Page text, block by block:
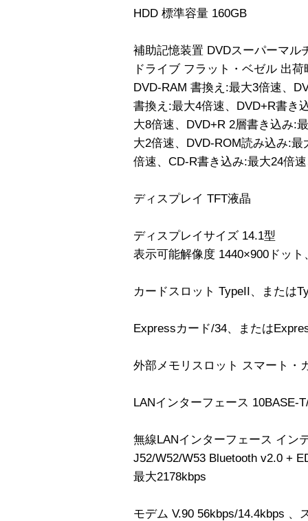
HDD 標準容量 160GB
補助記憶装置 DVDスーパーマル
ドライブ フラット・ベゼル 出
DVD-RAM 書換え:最大3倍速、
書換え:最大4倍速、DVD+R書き
大8倍速、DVD+R 2層書き込み:
大2倍速、DVD-ROM読み込み:
倍速、CD-R書き込み:最大24倍
ディスプレイ TFT液晶
ディスプレイサイズ 14.1型
表示可能解像度 1440×900ドット
カードスロット TypeII、または
Expressカード/34、または
外部メモリスロット スマート・
LANインターフェース 10BASE-
無線LANインターフェース イン
J52/W52/W53 Bluetooth v2.0 +
最大2178kbps
モデム V.90 56kbps/14.4kbps 、